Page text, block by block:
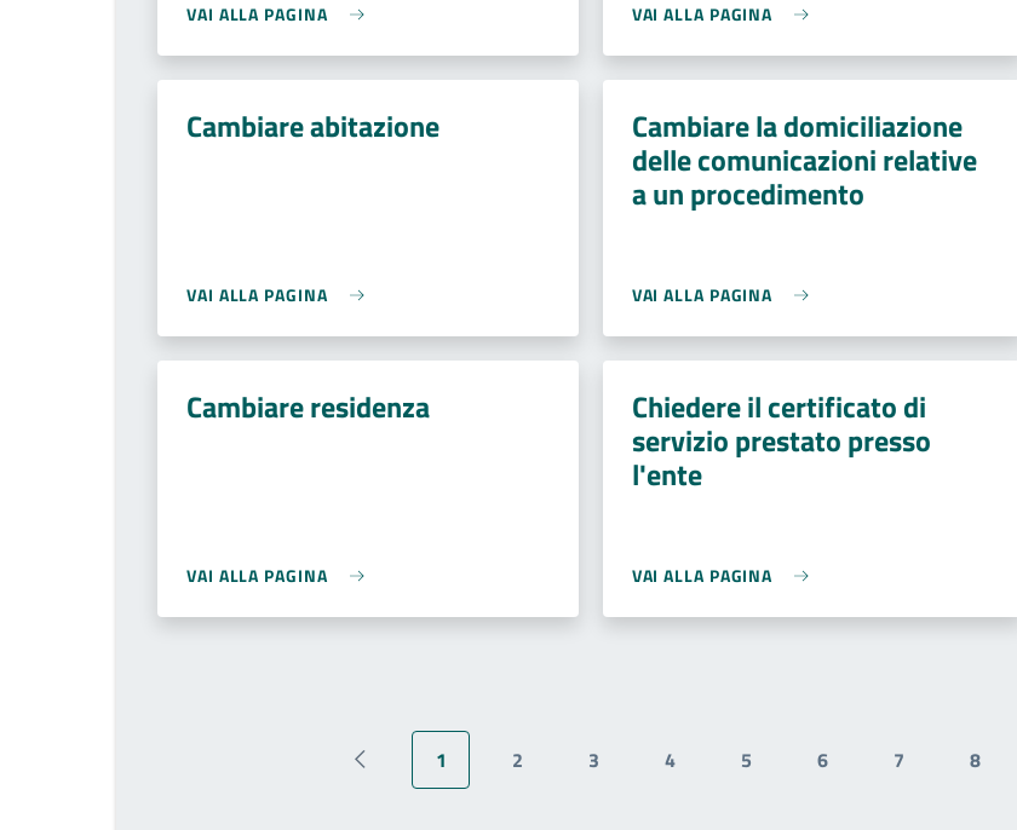
VAI ALLA PAGINA VAI ALLA PAGINA
Cambiare abitazione
VAI ALLA PAGINA
Cambiare la domiciliazione
delle comunicazioni relative
a un procedimento
VAI ALLA PAGINA
Cambiare residenza
VAI ALLA PAGINA
Chiedere il certificato di
servizio prestato presso
l'ente
VAI ALLA PAGINA
Pagina precedente
Pagina attuale
1
Pagina
2
Pagina
3
Pagina
4
Pagina
5
Pagina
6
Pagina
7
Pagina
8